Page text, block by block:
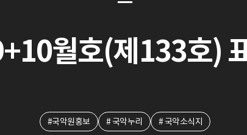
월호(제133호)
#국악원홍보 # 국악누리 # 국악소식지